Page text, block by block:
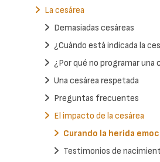
La cesárea
Demasiadas cesáreas
¿Cuándo está indicada la
¿Por qué no programar una
Una cesárea respetada
Preguntas frecuentes
El impacto de la cesárea
Curando la herida
Testimonios de